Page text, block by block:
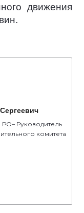
движения
РО– Руководитель
комитета